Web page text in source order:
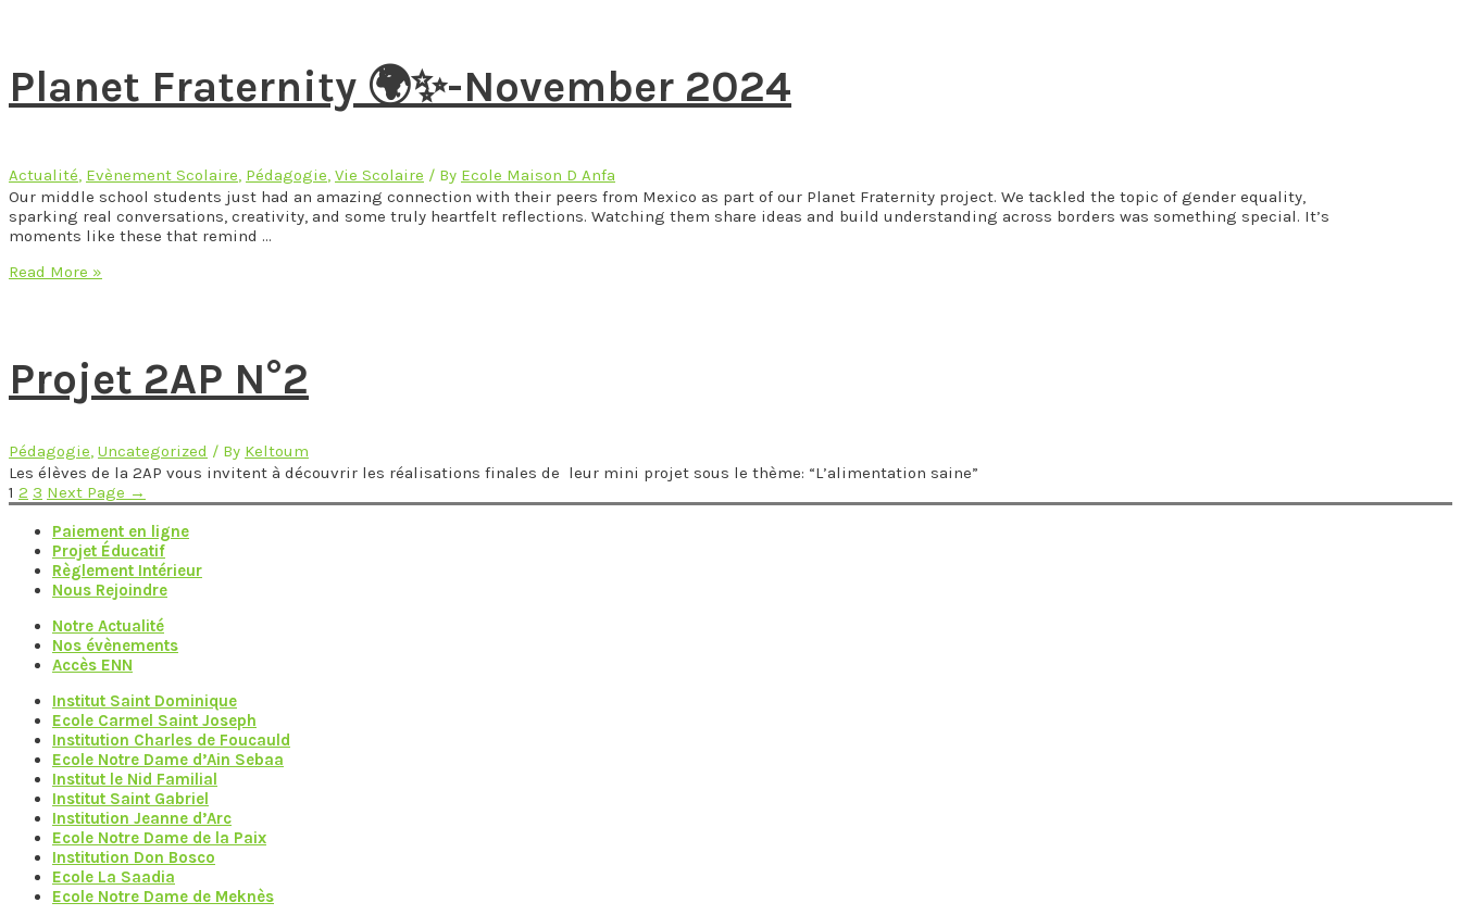
Planet Fraternity 🌍✨-November 2024
Actualité, Evènement Scolaire, Pédagogie, Vie Scolaire / By Ecole Maison D Anfa
Our middle school students just had an amazing connection with their peers from Mexico as part of our Planet Fraternity project. We tackled the topic of gender equality,
sparking real conversations, creativity, and some truly heartfelt reflections. Watching them share ideas and build understanding across borders was something special. It’s
moments like these that remind …
Planet
2024
Read More »
Projet 2AP N°2
Pédagogie, Uncategorized / By Keltoum
Les élèves de la 2AP vous invitent à découvrir les réalisations finales de leur mini projet sous le thème: “L’alimentation saine”
Pagination
des
publications
1 2 3 Next Page →
Paiement en ligne
Projet Éducatif
Règlement Intérieur
Nous Rejoindre
Notre Actualité
Nos évènements
Accès ENN
Institut Saint Dominique
Ecole Carmel Saint Joseph
Institution Charles de Foucauld
Ecole Notre Dame d’Ain Sebaa
Institut le Nid Familial
Institut Saint Gabriel
Institution Jeanne d’Arc
Ecole Notre Dame de la Paix
Institution Don Bosco
Ecole La Saadia
Ecole Notre Dame de Meknès